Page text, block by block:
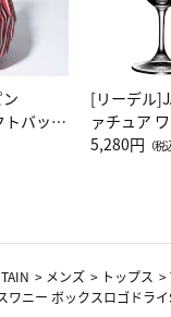
バッグ
）ス
[リーデル
ァチュア
ト（レッド
5,280円 （税
> メンズ > トップス >
ワニー ボックスロゴドライ